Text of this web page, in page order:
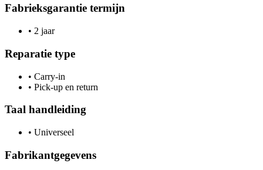
Fabrieksgarantie termijn
• 2 jaar
Reparatie type
• Carry-in
• Pick-up en return
Taal handleiding
• Universeel
Fabrikantgegevens